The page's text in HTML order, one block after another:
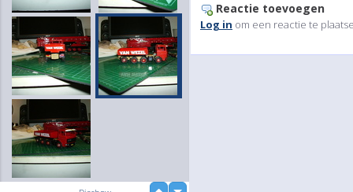
Reactie toevoegen
Log in om een reactie te